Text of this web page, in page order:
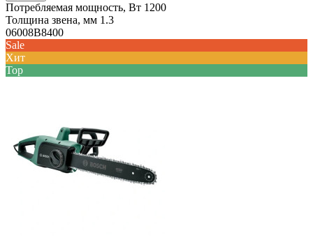
Потребляемая мощность, Вт 1200
Толщина звена, мм 1.3
06008B8400
Sale
Хит
Top